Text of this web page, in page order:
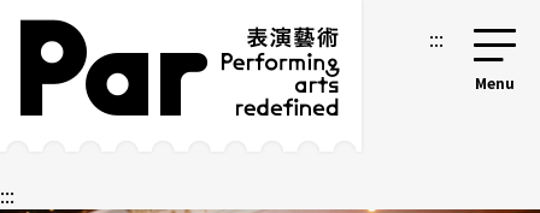
跳到主要内容区块
网站导览 :::
:::